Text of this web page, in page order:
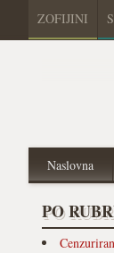
ZOFIJINI
Naslovna
PO